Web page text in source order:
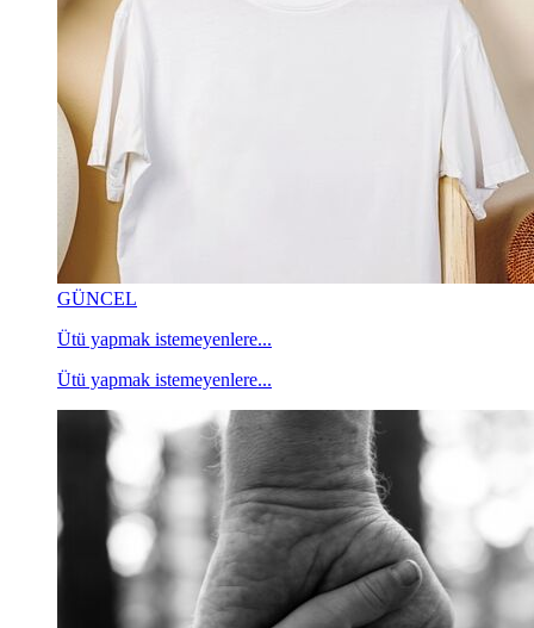
GÜNCEL
Ütü yapmak istemeyenlere...
Ütü yapmak istemeyenlere...